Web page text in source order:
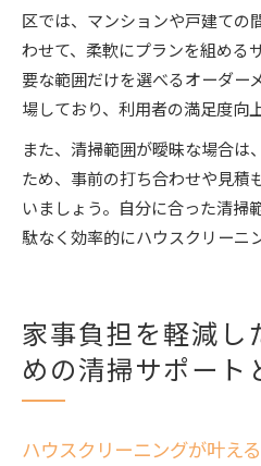
区では、マンションや戸建ての
わせて、柔軟にプランを組める
要な範囲だけを選べるオーダー
場しており、利用者の満足度向
また、清掃範囲が曖昧な場合は
ため、事前の打ち合わせや見積
いましょう。自分に合った清掃
駄なく効率的にハウスクリーニ
家事負担を軽減し
めの清掃サポート
ハウスクリーニングが叶え